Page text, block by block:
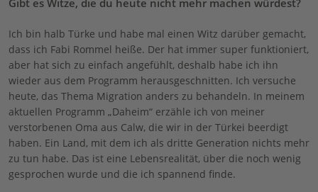
Gibt es Witze, die du heute nicht mehr machen würdest?
Ich bin halb Türke und habe mal einen Witz darüber gemacht,
dass ich Fabi Rommel heiße. Der hat immer super funktioniert,
aber hat sich zu einfach angefühlt, deshalb habe ich ihn
wieder aus dem Programm herausgeschnitten. Ich versuche
heute, das Thema Migration anders zu behandeln. In meinem
aktuellen Programm „Daheim“ erzähle ich von meiner
verstorbenen Oma aus Calw, die wir in der Türkei beerdigt
haben. Ein Land, mit dem ich als dritte Generation nichts mehr
zu tun habe. Das ist eine Lebensrealität, über die noch wenig
gesprochen wurde und die ich spannend finde.